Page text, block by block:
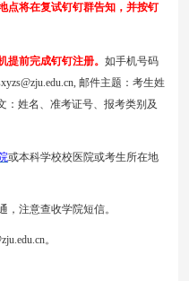
点将在复试钉钉群告知，并按钉
前完成钉钉注册。 如手机号码
邮件主题：考生姓
：姓名、准考证号、报考类别及
或本科学校校医院或考生所在地
注意查收学院短信。
。